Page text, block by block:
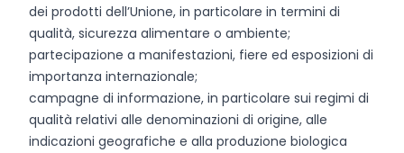
dei prodotti dell’Unione, in particolare in termini di
qualità, sicurezza alimentare o ambiente;
partecipazione a manifestazioni, fiere ed esposizioni di
importanza internazionale;
campagne di informazione, in particolare sui regimi di
qualità relativi alle denominazioni di origine, alle
indicazioni geografiche e alla produzione biologica